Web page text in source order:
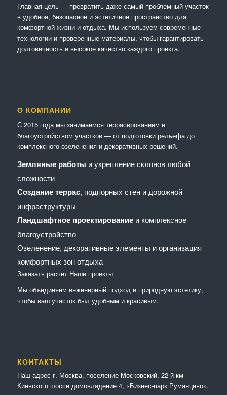
Главная цель — превратить даже самый проблемный участок
в удобное, безопасное и эстетичное пространство для
комфортной жизни и отдыха. Мы используем современные
технологии и проверенные материалы, чтобы гарантировать
долговечность и высокое качество каждого проекта.
О КОМПАНИИ
С 2015 года мы занимаемся террасированием и
благоустройством участков — от подготовки рельефа до
комплексного озеленения и декоративных решений.
Земляные работы и укрепление склонов любой
сложности
Создание террас, подпорных стен и дорожной
инфраструктуры
Ландшафтное проектированиеи комплексное
благоустройство
Озеленение, декоративные элементы и организация
комфортных зон отдыха
Заказать расчет Наши проекты
Мы объединяем инженерный подход и природную эстетику,
чтобы ваш участок был удобным и красивым.
КОНТАКТЫ
Наш адрес г. Москва, поселение Московский, 22-й км
Киевского шоссе домовладение 4, «Бизнес-парк Румянцево».